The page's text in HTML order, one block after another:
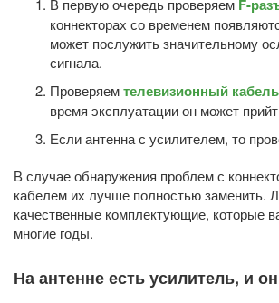
F-
коннекторах со временем
может послужить значительному
сигнала.
Проверяемтелевизионный кабель
время эксплуатации он может
Если антенна с усилителем, то
В случае обнаружения проблем с
кабелем их лучше полностью заменить.
качественные комплектующие, которые
многие годы.
На антенне есть усилитель, и